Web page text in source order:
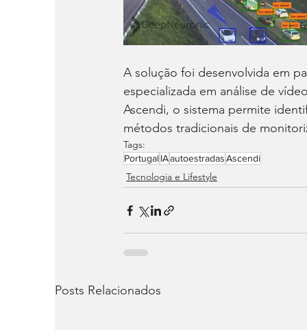
A solução foi desenvolvida em
especializada em análise de
Ascendi, o sistema permite
métodos tradicionais de
Tags:
Portugal IAautoestradasAscendi
Tecnologia e Lifestyle
Posts Relacionados